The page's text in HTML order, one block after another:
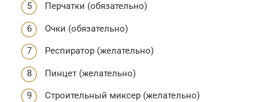
Перчатки (обязательно)
Очки (обязательно)
Респиратор (желательно)
Пинцет (желательно)
Строительный миксер (желательно)